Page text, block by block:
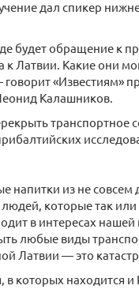
дал спикер
будет обращение к
Латвии. Какие они
«Известиям»
Калашников.
транспортное
из не совсем
которые так
в интересах
любые виды
Латвии — это
которых находится